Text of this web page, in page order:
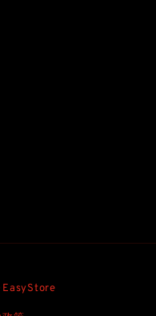
EasyStore